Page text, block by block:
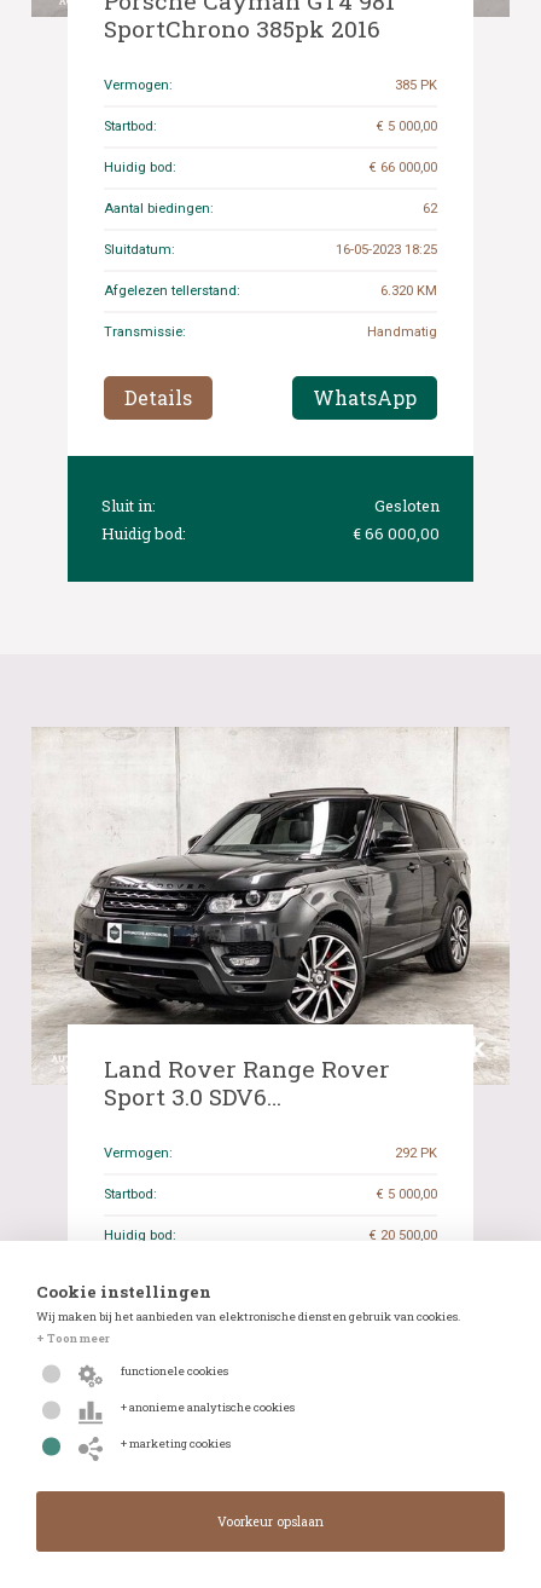
SportChrono 385pk 2016
Vermogen: 385 PK
Startbod: € 5 000,00
Huidig bod: € 66 000,00
Aantal biedingen: 62
Sluitdatum: 16-05-2023 18:25
Afgelezen tellerstand: 6.320 KM
Transmissie: Handmatig
Details WhatsApp
Sluit in:
Gesloten
Huidig bod:
€ 66 000,00
Land Rover Range Rover
Sport 3.0 SDV6
292pk 2014, XJ-954-P
Vermogen: 292 PK
Startbod: € 5 000,00
Huidig bod: € 20 500,00
Sluitdatum: 16-05-2023 18:39
Transmissie:
Cookie instellingen
Wij maken bij het aanbieden van elektronische diensten gebruik van cookies.
+ Toon meer
functionele cookies
+ anonieme analytische cookies
+ marketing cookies